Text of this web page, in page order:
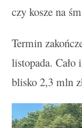
czy kosze na
Termin
listopada. Cało
blisko 2,3 mln